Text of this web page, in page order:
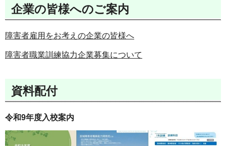
企業の皆様へのご案内
障害者雇用をお考えの企業の皆様へ
障害者職業訓練協力企業募集について
資料配付
令和9年度入校案内